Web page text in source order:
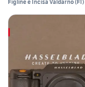
Figline e Incisa Valdarno(FI)